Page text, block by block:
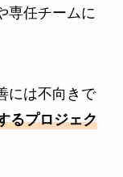
専任チームに
には不向きで
るプロジェク